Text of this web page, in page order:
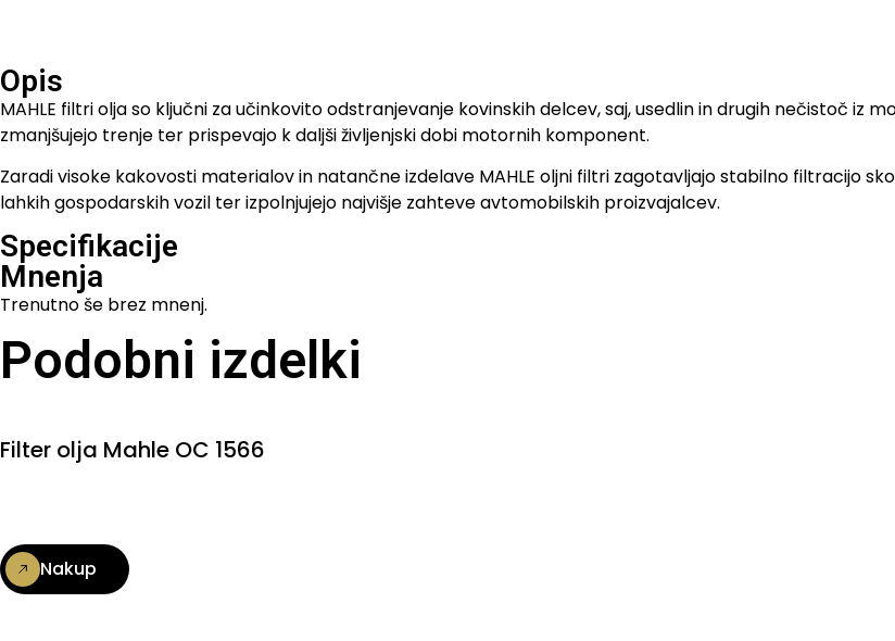
Opis
MAHLE filtri olja so ključni za učinkovito odstranjevanje kovinskih delcev, saj, usedlin in drugih nečistoč
zmanjšujejo trenje ter prispevajo k daljši življenjski dobi motornih komponent.
Zaradi visoke kakovosti materialov in natančne izdelave MAHLE oljni filtri zagotavljajo stabilno filtracijo
lahkih gospodarskih vozil ter izpolnjujejo najvišje zahteve avtomobilskih proizvajalcev.
Specifikacije
Mnenja
Trenutno še brez mnenj.
Podobni izdelki
Filter olja Mahle OC 1566
Nakup